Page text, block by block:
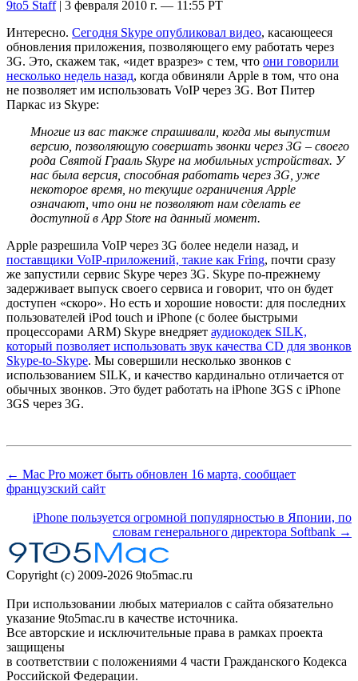
9to5 Staff| 3 февраля 2010 г. — 11:55 PT
Интересно. Сегодня Skype опубликовал видео, касающееся
обновления приложения, позволяющего ему работать через
3G. Это, скажем так, «идет вразрез» с тем, что они говорили
несколько недель назад, когда обвиняли Apple в том, что она
не позволяет им использовать VoIP через 3G. Вот Питер
Паркас из Skype:
Многие из вас также спрашивали, когда мы выпустим
версию, позволяющую совершать звонки через 3G – своего
рода Святой Грааль Skype на мобильных устройствах. У
нас была версия, способная работать через 3G, уже
некоторое время, но текущие ограничения Apple
означают, что они не позволяют нам сделать ее
доступной в App Store на данный момент.
Apple разрешила VoIP через 3G более недели назад, и
поставщики VoIP-приложений, такие как Fring, почти сразу
же запустили сервис Skype через 3G. Skype по-прежнему
задерживает выпуск своего сервиса и говорит, что он будет
доступен «скоро». Но есть и хорошие новости: для последних
пользователей iPod touch и iPhone (с более быстрыми
процессорами ARM) Skype внедряет аудиокодек SILK,
который позволяет использовать звук качества CD для звонков
Skype-to-Skype. Мы совершили несколько звонков с
использованием SILK, и качество кардинально отличается от
обычных звонков. Это будет работать на iPhone 3GS с iPhone
3GS через 3G.
← Mac Pro может быть обновлен 16 марта, сообщает
французский сайт
iPhone пользуется огромной популярностью в Японии, по
словам генерального директора Softbank →
Copyright (c) 2009-2026 9to5mac.ru
При использовании любых материалов с сайта обязательно
указание 9to5mac.ru в качестве источника.
Все авторские и исключительные права в рамках проекта
защищены
в соответствии с положениями 4 части Гражданского Кодекса
Российской Федерации.